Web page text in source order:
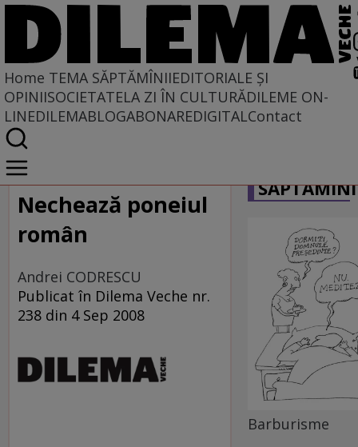
Home TEMA SĂPTĂMÎNIIEDITORIALE ȘI
OPINIISOCIETATELA ZI ÎN CULTURĂDILEME ON-
LINEDILEMABLOGABONAREDIGITALContact
Home
Tema săptămînii
Nechează poneiul
român
Andrei CODRESCU
Publicat în Dilema Veche nr.
238 din 4 Sep 2008
Barburisme